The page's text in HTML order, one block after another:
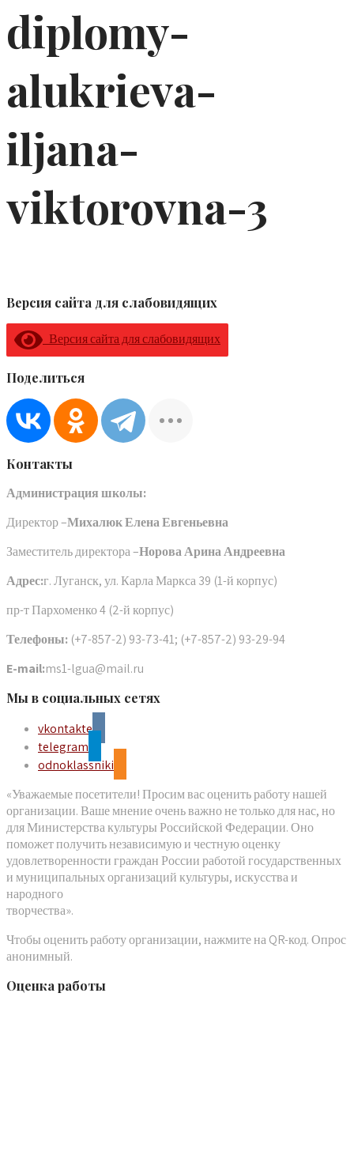
diplomy-
alukrieva-
iljana-
viktorovna-3
Версия сайта для слабовидящих
Версия сайта для слабовидящих
Поделиться
Контакты
Администрация школы:
Директор –Михалюк Елена Евгеньевна
Заместитель директора –Норова Арина Андреевна
Адрес:г. Луганск, ул. Карла Маркса 39 (1-й корпус)
пр-т Пархоменко 4 (2-й корпус)
Телефоны: (+7-857-2) 93-73-41; (+7-857-2) 93-29-94
E-mail:ms1-lgua@mail.ru
Мы в социальных сетях
vkontakte
telegram
odnoklassniki
«Уважаемые посетители! Просим вас оценить работу нашей
организации. Ваше мнение очень важно не только для нас, но
для Министерства культуры Российской Федерации. Оно
поможет получить независимую и честную оценку
удовлетворенности граждан России работой государственных
и муниципальных организаций культуры, искусства и
народного
творчества».
Чтобы оценить работу организации, нажмите на QR-код. Опрос
анонимный.
Оценка работы